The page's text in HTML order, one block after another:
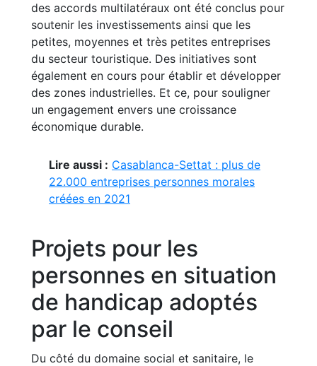
des accords multilatéraux ont été conclus pour
soutenir les investissements ainsi que les
petites, moyennes et très petites entreprises
du secteur touristique. Des initiatives sont
également en cours pour établir et développer
des zones industrielles. Et ce, pour souligner
un engagement envers une croissance
économique durable.
Lire aussi : Casablanca-Settat : plus de
22.000 entreprises personnes morales
créées en 2021
Projets pour les
personnes en situation
de handicap adoptés
par le conseil
Du côté du domaine social et sanitaire, le